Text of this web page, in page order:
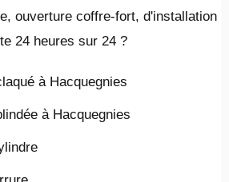
ouverture coffre-fort, d'installation
24 heures sur 24 ?
à Hacquegnies
à Hacquegnies